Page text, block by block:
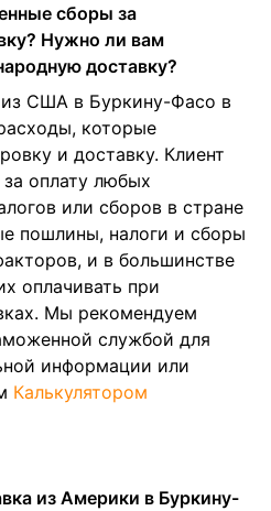
сборы за
Нужно ли вам
доставку?
США в Буркину-Фасо в
которые
и доставку. Клиент
за оплату любых
или сборов в стране
пошлины, налоги и сборы
и в большинстве
оплачивать при
Мы рекомендуем
службой для
информации или
Калькулятором
из Америки в Буркину-